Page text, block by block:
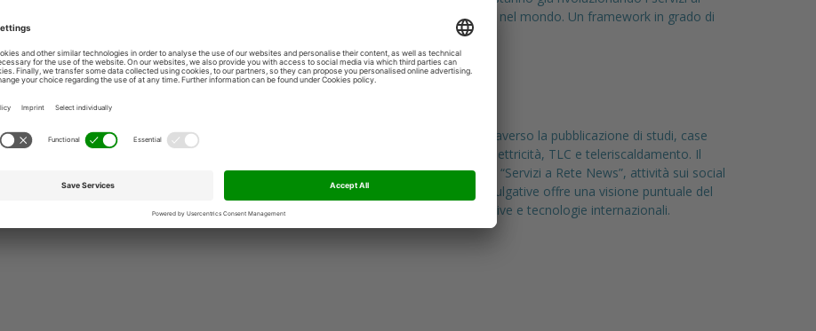
cittadini, anticipa le evoluzioni dei mercati, affianca le imprese italiane che si muovono nel mondo. Un framework in grado di
creare un nuovo legame tra industria e istituzioni.
Servizi a Rete dal 2002 è il network informativo leader in Italia nei sottoservizi. Attraverso la pubblicazione di studi, case
history e attualità affronta i principali temi relativi alle reti idriche, gas, fognatura, elettricità, TLC e teleriscaldamento. Il
network comprende la rivista “Servizi a Rete”, il portale serviziarete.it, la newsletter “Servizi a Rete News”, attività sui social
media, corsi di formazione e conferenze tematiche. L’insieme di queste attività divulgative offre una visione puntuale del
mercato delle utilities italiane, con una costante attenzione verso le novità normative e tecnologie internazionali.